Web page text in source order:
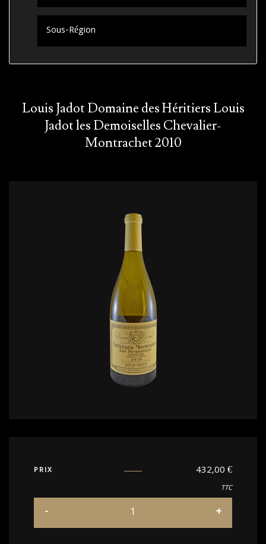
Sous-Région
Louis Jadot Domaine des Héritiers Louis
Jadot les Demoiselles Chevalier-
Montrachet 2010
PRIX 432,00€
TTC